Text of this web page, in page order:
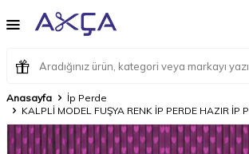
Anasayfa
İp Perde
KALPLİ MODEL FUŞYA RENK İP PERDE HAZIR İP